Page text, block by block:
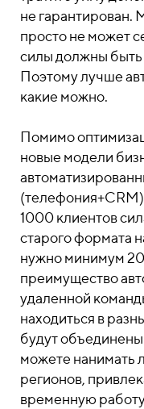
не гарантирован.
просто не может
силы должны
Поэтому лучше
какие можно.
Помимо
новые модели
1000 клиентов
старого формата
нужно минимум
преимущество
удаленной
находиться в
будут
можете нанимать
регионов,
временную